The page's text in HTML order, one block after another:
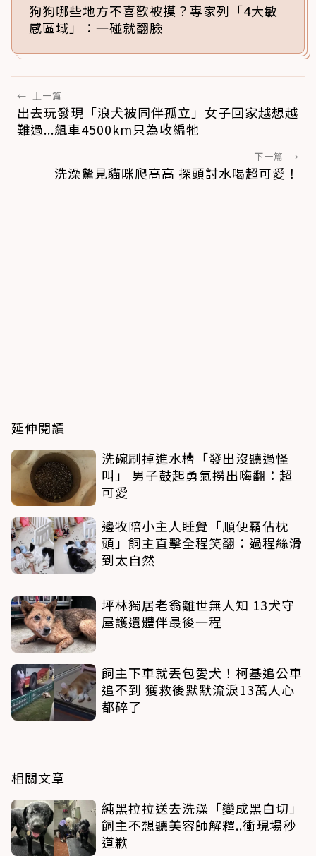
狗狗哪些地方不喜歡被摸？專家列「4大敏
感區域」：一碰就翻臉
← 上一篇
出去玩發現「浪犬被同伴孤立」女子回家越想越
難過...飆車4500km只為收編牠
下一篇 →
洗澡驚見貓咪爬高高 探頭討水喝超可愛！
延伸閱讀
洗碗刷掉進水槽「發出沒聽過怪
叫」 男子鼓起勇氣撈出嗨翻：超
可愛
邊牧陪小主人睡覺「順便霸佔枕
頭」飼主直擊全程笑翻：過程絲滑
到太自然
坪林獨居老翁離世無人知 13犬守
屋護遺體伴最後一程
飼主下車就丟包愛犬！柯基追公車
追不到 獲救後默默流淚13萬人心
都碎了
相關文章
純黑拉拉送去洗澡「變成黑白切」
飼主不想聽美容師解釋..衝現場秒
道歉